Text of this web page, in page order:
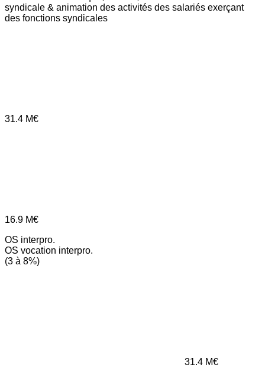
syndicale & animation des activités des salariés exerçant
des fonctions syndicales
31.4 M€
16.9 M€
OS interpro.
OS vocation interpro.
(3 à 8%)
31.4 M€